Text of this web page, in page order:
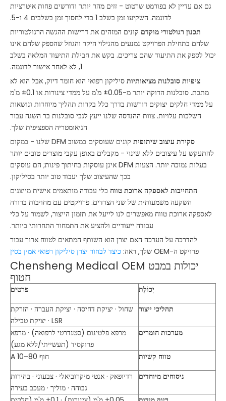
גם אם עדיין לא בפורמט שרטוט - זזים מהר יותר ודורשים פחות איטרציות
לדוגמה. השקיעו זמן בשלב 1 כדי לחסוך זמן בשלבים 4 ו-5.
תכנון רגולטורי מוקדם קונים המזהים את דרישות ההגשה הרגולטוריות
שלהם בתחילת הפרויקט נמנעים מהגילוי היקר והגוזל שהספק שלהם אינו
יכול לספק את התיעוד שהם צריכים. בקש את חבילת התיעוד המלאה בשלב
1, לא לאחר אישור לדוגמה.
ציפיות סובלנות מציאותיות סיליקון רפואי הוא חומר דיוק, אבל הוא לא
מתכת. סובלנות הדוקה יותר מ-±0.05 מ'מ על ממדי צינורות או ±0.1 מ'מ
על ממדי חלקים יצוקים דורשות בדרך כלל בקרות תהליך מיוחדות ונושאות
השלכות עלויות. צוות ההנדסה שלנו ייעץ לגבי סובלנות בר השגה עבור
הגיאומטריה הספציפית שלך.
סקירת עיצוב שיתופית
קונים שעוסקים במשוב DFM שלנו - במקום
להתעקש על עיצובים ללא שינוי - מקבלים באופן עקבי מוצרים טובים יותר
בעלות נמוכה יותר. הצעות DFM אינן עוסקות בחיתוך פינות; הם עוסקים
בכך שהעיצוב שלך יעבוד טוב יותר בסיליקון.
התחייבות לאספקה ​​ארוכת טווח כלי עבודה מותאמים אישית מייצגים
השקעה משמעותית של שני הצדדים. פרויקטים עם מחויבות ברורה
לאספקה ​​ארוכת טווח מאפשרים לנו לייעל את תזמון הייצור, לשמור על כלי
עבודה ייעודיים ולהציע את התמחור התחרותי ביותר.
להדרכה על הערכה האם יצרן הוא השותף המתאים לטווח ארוך עבור
פרויקט ה-OEM שלך, ראה:
כיצד לבחור יצרן סיליקון רפואי אמין בסין
Chensheng Medical OEM יכולות במבט
חטוף
יְכוֹלֶת
פרטים
תהליכי ייצור שחול · יציקת דחיסה · יציקת העברה · הזרקת
LSR · יציקת טבילה
מערכות חומרים
מרפא פלטינום (סטנדרטי לרפואה) · מרפא
פרוקסיד (תעשייתי/ללא מגע)
טווח קשיות
חוף A 10–80
ניסוחים מיוחדים
רדיופאק · אנטי מיקרוביאלי · צבעוני · בהירות
גבוהה · מוליך · מעכב בעירה